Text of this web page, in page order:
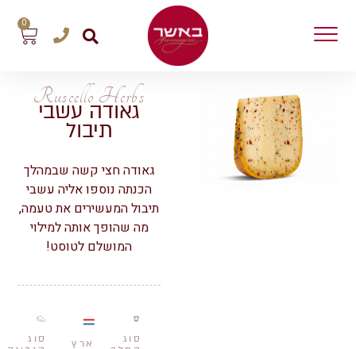
0
Ruscello Herbs
גאודה עשבי
תיבול
גאודה חצי קשה שבמהלך
הכנתה נוספו אליה עשבי
תיבול המעשירים את טעמה,
מה שהופך אותה למילוי
המושלם לטוסט!
סוג
ארץ
סוג